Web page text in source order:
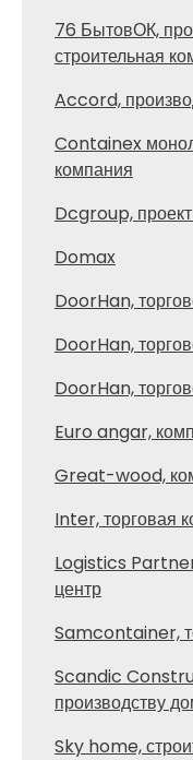
76 БытовОК,
строительная
Accord,
Containex
компания
Dcgroup,
Domax
DoorHan,
DoorHan,
DoorHan,
Euro angar,
Great-wood,
Inter, торговая
Logistics
центр
Samcontainer,
Scandic
производству
Sky home,